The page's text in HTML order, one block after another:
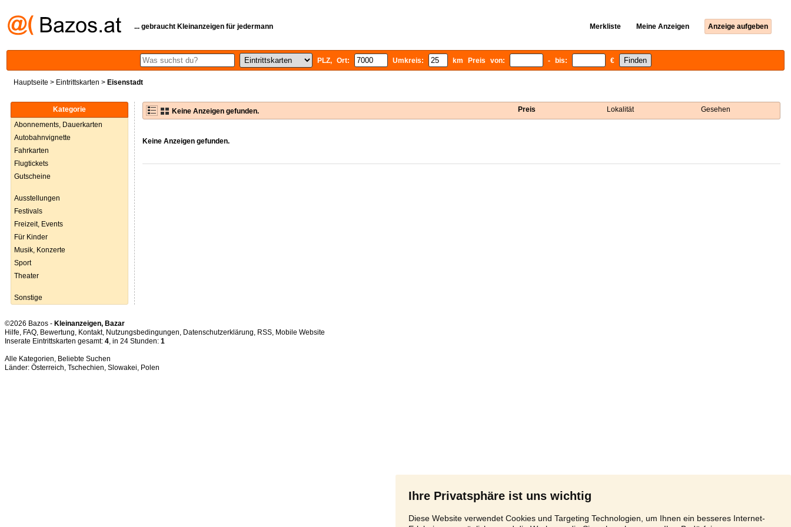
Ihre Privatsphäre ist uns wichtig
Diese Website verwendet Cookies und Targeting Technologien, um Ihnen ein besseres Internet-
... gebraucht Kleinanzeigen für jedermann Merkliste Meine Anzeigen Anzeige aufgeben
PLZ, Ort: Umkreis: km Preis von: - bis: €
Hauptseite > Eintrittskarten > Eisenstadt
Kategorie
Abonnements, Dauerkarten
Autobahnvignette
Fahrkarten
Flugtickets
Gutscheine
Ausstellungen
Festivals
Freizeit, Events
Für Kinder
Musik, Konzerte
Sport
Theater
Sonstige
Keine Anzeigen gefunden. Preis Lokalität Gesehen
Keine Anzeigen gefunden.
©2026 Bazos - Kleinanzeigen, Bazar
Hilfe, FAQ, Bewertung, Kontakt, Nutzungsbedingungen, Datenschutzerklärung, RSS,
Inserate Eintrittskarten gesamt: 4, in 24 Stunden: 1
Alle Kategorien, Beliebte Suchen
Länder: Österreich, Tschechien, Slowakei, Polen